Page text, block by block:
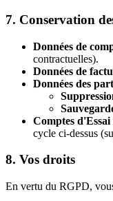
7. Conservation
Données de
contractuelles).
Données de
Données des
Comptes
cycle ci-dessus
8. Vos droits
En vertu du RGPD,